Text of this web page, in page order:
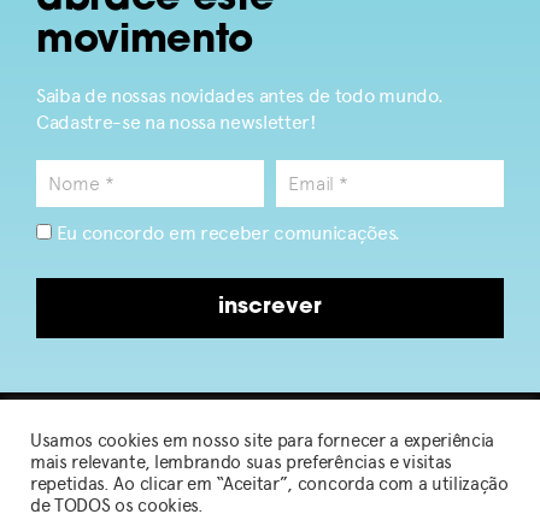
movimento
Saiba de nossas novidades antes de todo mundo.
Cadastre-se na nossa newsletter!
Eu concordo em receber comunicações.
inscrever
2026 © Sou de Algodão
Usamos cookies em nosso site para fornecer a experiência
mais relevante, lembrando suas preferências e visitas
repetidas. Ao clicar em “Aceitar”, concorda com a utilização
de TODOS os cookies.